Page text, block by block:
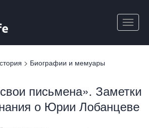
Toggle
> Биографии и мемуары
письмена». Заметки
о Юрии Лобанцеве